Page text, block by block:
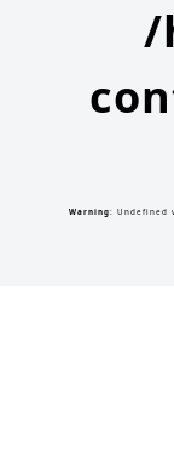
/
Warning: Undefined